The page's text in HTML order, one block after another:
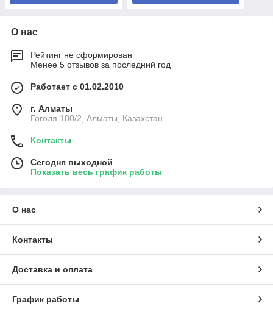
О нас
Рейтинг не сформирован
Менее 5 отзывов за последний год
Работает с 01.02.2010
г. Алматы
Гоголя 180/2, Алматы, Казахстан
Контакты
Сегодня выходной
Показать весь график работы
О нас
Контакты
Доставка и оплата
График работы